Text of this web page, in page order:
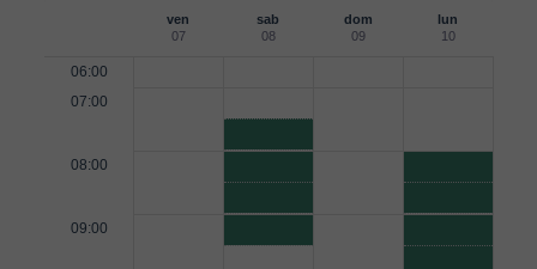
ven
07
sab
08
dom
09
lun
10
06:00
07:00
08:00
09:00